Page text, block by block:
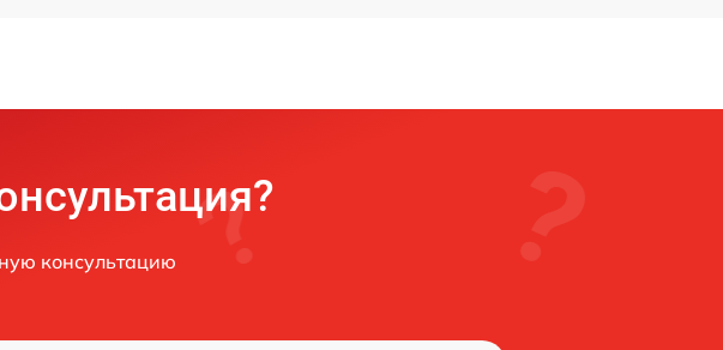
консультацию